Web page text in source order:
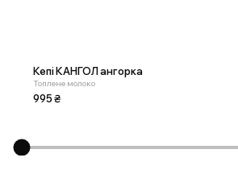
Кепі КАНГОЛ ангорка
Топлене молоко
995₴